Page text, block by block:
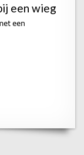
een wieg
een